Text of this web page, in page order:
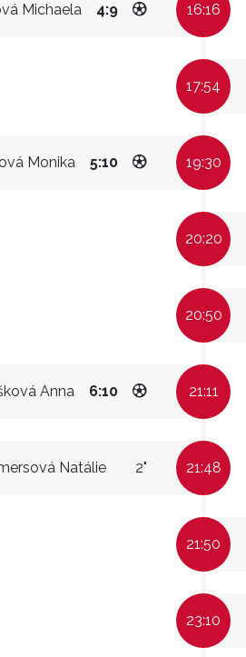
Michaela 4:9 16:16
17:54
Monika 5:10 19:30
20:20
20:50
Anna 6:10 21:11
Natálie 2" 21:48
21:50
23:10